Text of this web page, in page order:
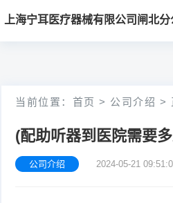
上海宁耳医疗器械有限公司闸北分
首
当前位置： 首页 > 公司介绍 >
(配助听器到医院需要
公司介绍 2024-05-21